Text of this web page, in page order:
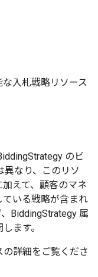
入札戦略リソース
のビ
異なり、このリソ
えて、顧客のマネ
いる戦略が含まれ
BiddingStrategy 属
ます。
の詳細をご覧くださ